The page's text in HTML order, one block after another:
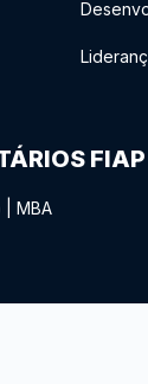
FIAP
MBA